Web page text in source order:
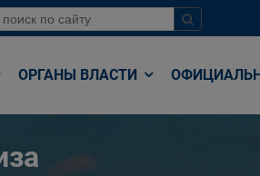
ОРГАНЫ ВЛАСТИ